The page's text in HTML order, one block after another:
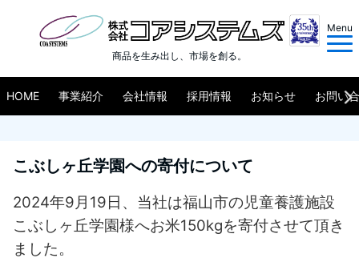
商品を生み出し、市場を創る。
Menu
HOME 事業紹介 会社情報 採用情報 お知らせ お問い
こぶしヶ丘学園への寄付について
2024年9月19日、当社は福山市の児童養護施設
こぶしヶ丘学園様へお米150kgを寄付させて頂き
ました。